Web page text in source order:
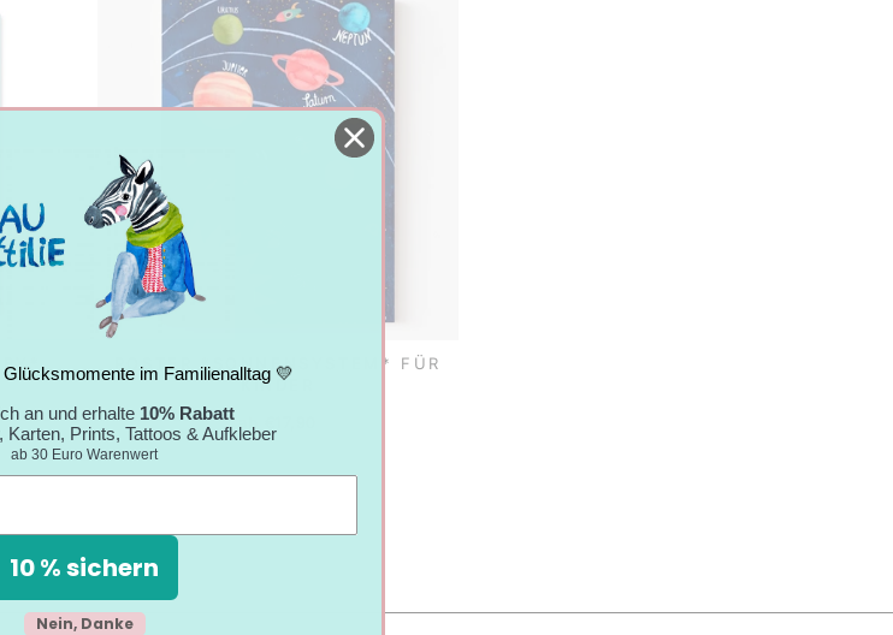
POSTER *SONNENSYSTEM* FÜR
KINDER
im Familienalltag 💛
an und erhalte 10% Rabatt
Karten, Prints, Tattoos & Aufkleber
ab 30 Euro Warenwert
10 % sichern
Nein, Danke